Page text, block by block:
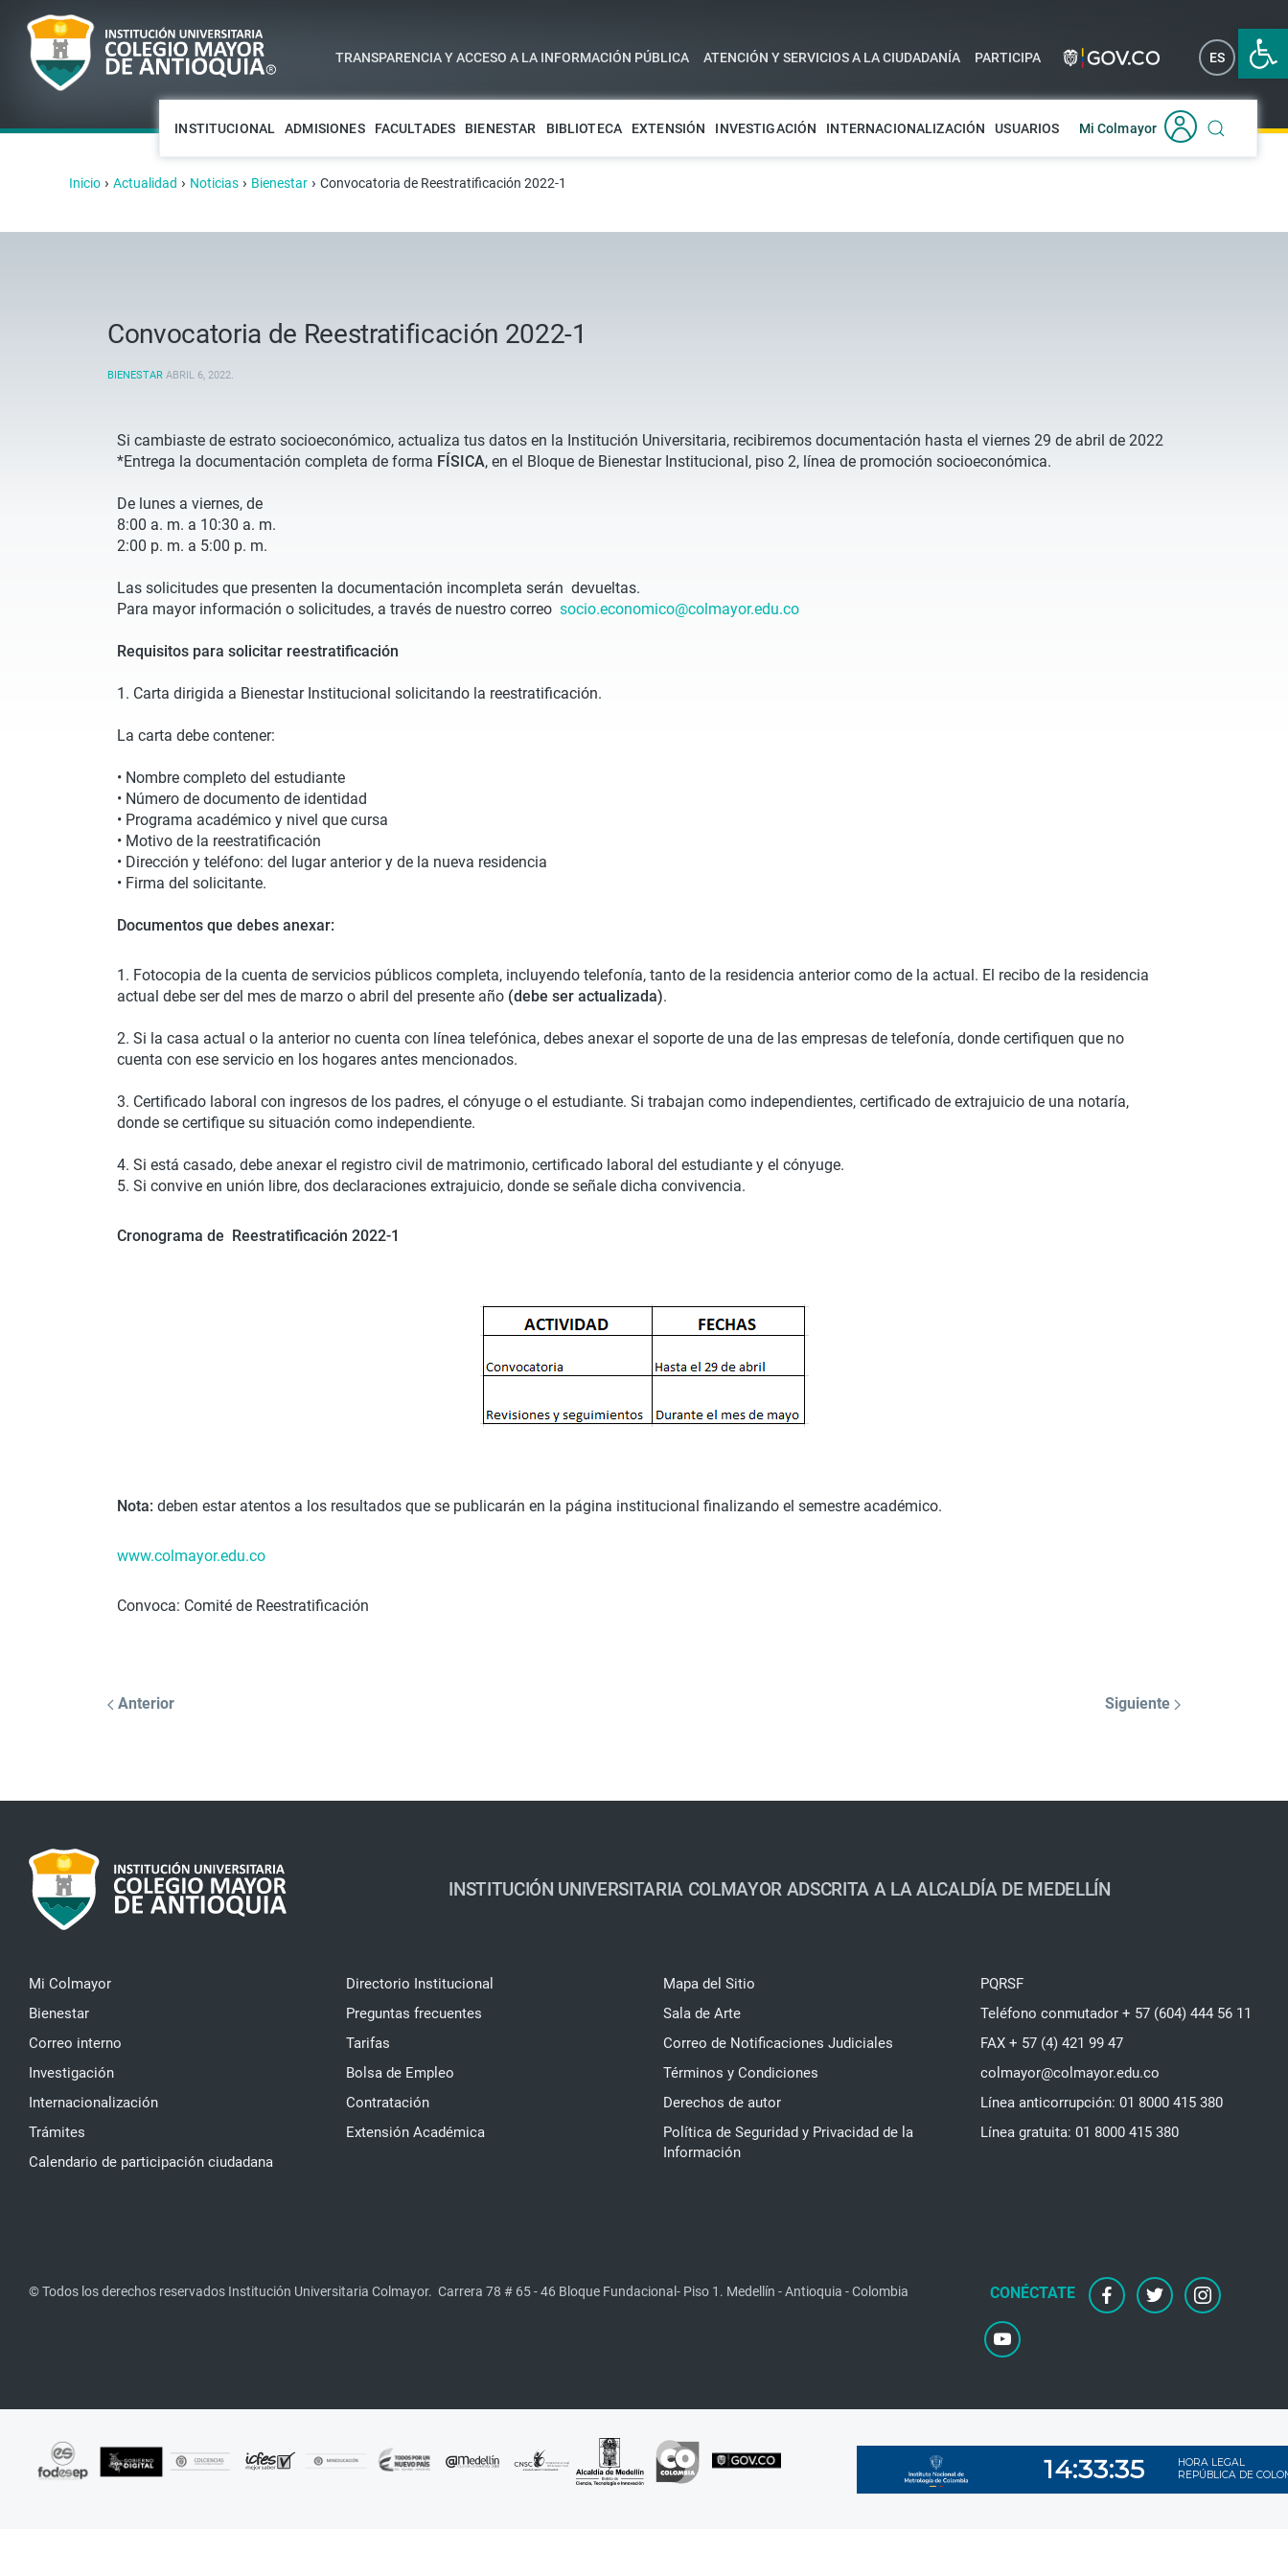
Abrir
TRANSPARENCIA Y ACCESO A LA INFORMACIÓN PÚBLICA ATENCIÓN Y SERVICIOS A LA CIUDADANÍA PARTICIPA ES EN
INSTITUCIONAL ADMISIONES FACULTADES BIENESTAR BIBLIOTECA EXTENSIÓN INVESTIGACIÓN INTERNACIONALIZACIÓN USUARIOS Mi Colmayor
Inicio › Actualidad › Noticias › Bienestar › Convocatoria de Reestratificación 2022-1
Convocatoria de Reestratificación 2022-1
BIENESTAR ABRIL 6, 2022.
Si cambiaste de estrato socioeconómico, actualiza tus datos en la Institución Universitaria, recibiremos documentación hasta el viernes 29 de abril de 2022
*Entrega la documentación completa de forma FÍSICA, en el Bloque de Bienestar Institucional, piso 2, línea de promoción socioeconómica.
De lunes a viernes, de
8:00 a. m. a 10:30 a. m.
2:00 p. m. a 5:00 p. m.
Las solicitudes que presenten la documentación incompleta serán devueltas.
Para mayor información o solicitudes, a través de nuestro correo socio.economico@colmayor.edu.co
Requisitos para solicitar reestratificación
1. Carta dirigida a Bienestar Institucional solicitando la reestratificación.
La carta debe contener:
• Nombre completo del estudiante
• Número de documento de identidad
• Programa académico y nivel que cursa
• Motivo de la reestratificación
• Dirección y teléfono: del lugar anterior y de la nueva residencia
• Firma del solicitante.
Documentos que debes anexar:
1. Fotocopia de la cuenta de servicios públicos completa, incluyendo telefonía, tanto de la residencia anterior como de la actual. El recibo de la residencia
actual debe ser del mes de marzo o abril del presente año (debe ser actualizada).
2. Si la casa actual o la anterior no cuenta con línea telefónica, debes anexar el soporte de una de las empresas de telefonía, donde certifiquen que no
cuenta con ese servicio en los hogares antes mencionados.
3. Certificado laboral con ingresos de los padres, el cónyuge o el estudiante. Si trabajan como independientes, certificado de extrajuicio de una notaría,
donde se certifique su situación como independiente.
4. Si está casado, debe anexar el registro civil de matrimonio, certificado laboral del estudiante y el cónyuge.
5. Si convive en unión libre, dos declaraciones extrajuicio, donde se señale dicha convivencia.
Cronograma de Reestratificación 2022-1
Nota: deben estar atentos a los resultados que se publicarán en la página institucional finalizando el semestre académico.
www.colmayor.edu.co
Convoca: Comité de Reestratificación
Anterior Siguiente
INSTITUCIÓN UNIVERSITARIA COLMAYOR ADSCRITA A LA ALCALDÍA DE MEDELLÍN
Mi Colmayor
Bienestar
Correo interno
Investigación
Internacionalización
Trámites
Calendario de participación ciudadana
Directorio Institucional
Preguntas frecuentes
Tarifas
Bolsa de Empleo
Contratación
Extensión Académica
Mapa del Sitio
Sala de Arte
Correo de Notificaciones Judiciales
Términos y Condiciones
Derechos de autor
Política de Seguridad y Privacidad de la
Información
PQRSF
Teléfono conmutador + 57 (604) 444 56 11
FAX + 57 (4) 421 99 47
colmayor@colmayor.edu.co
Línea anticorrupción: 01 8000 415 380
Línea gratuita: 01 8000 415 380
© Todos los derechos reservados Institución Universitaria Colmayor. Carrera 78 # 65 - 46 Bloque Fundacional- Piso 1. Medellín - Antioquia - Colombia